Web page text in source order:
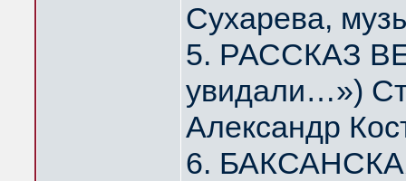
Сухарева,
5. РАССКАЗ
увидали…»)
Александр
6.